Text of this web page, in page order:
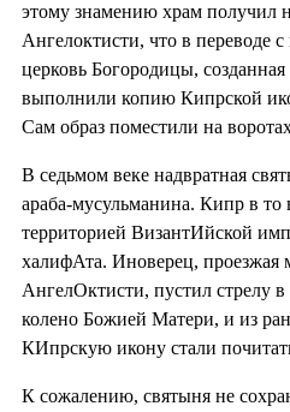
этому знамению храм получил
Ангелоктисти, что в переводе с
церковь Богородицы,
выполнили копию Кипрской
Сам образ поместили на
В седьмом веке надвратная
араба-мусульманина. Кипр в то
территорией ВизантИйской
халифАта. Иноверец,
АнгелОктисти, пустил стрелу
колено Божией Матери, и из
КИпрскую икону стали
К сожалению, святыня не